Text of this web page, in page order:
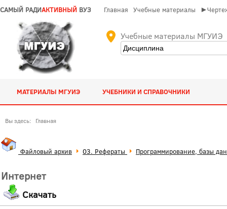
САМЫЙ РАДИАКТИВНЫЙ ВУЗ Главная Учебные материалы
Учебные материалы МГУИЭ
МАТЕРИАЛЫ МГУИЭ УЧЕБНИКИ И СПРАВОЧНИКИ
Вы здесь: Главная
Файловый архив 03. Рефераты Программирование, базы
Интернет
Скачать